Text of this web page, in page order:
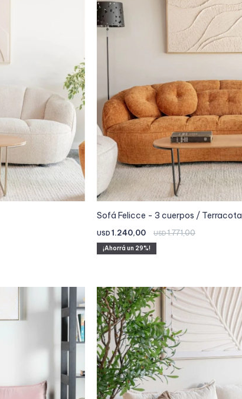
Sofá Felicce - 3 cuerpos / Terracota
USD 1.240,00 USD1.771,00
29